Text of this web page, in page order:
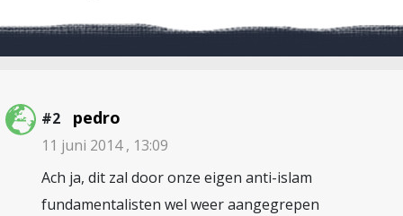
#2 pedro
11 juni 2014 , 13:09
Ach ja, dit zal door onze eigen anti-islam
fundamentalisten wel weer aangegrepen